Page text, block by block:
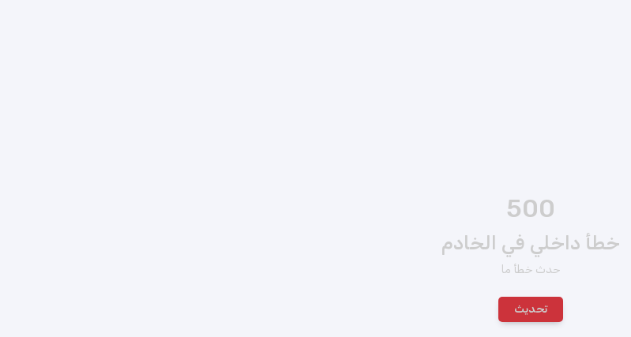
500
خطأ داخلي في الخادم
حدث خطأ ما
تحديث